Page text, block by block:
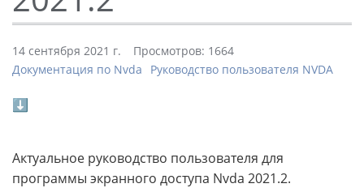
14 сентября 2021 г.
Просмотров: 1664
Документация по Nvda
Руководство пользователя NVDA
⬇
Актуальное руководство пользователя для
программы экранного доступа Nvda 2021.2.